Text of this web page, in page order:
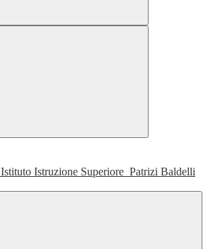
Istituto Istruzione Superiore Patrizi Baldelli